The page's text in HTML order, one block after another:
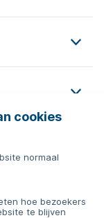
cookies
normaal
hoe bezoekers
te blijven